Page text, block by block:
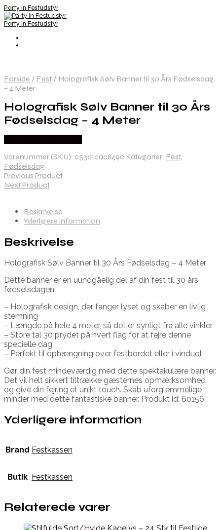
Party In Festudstyr
Party In Festudstyr
Forside / Fest / Holografisk Sølv Banner til 30 Års Fødselsdag
– 4 Meter
Holografisk Sølv Banner til 30 Års
Fødselsdag – 4 Meter
Varenummer (SKU): c53c1cac849c Kategorier: Fest,
Fødselsdag
Previous Product
Next Product
Beskrivelse
Yderligere information
Beskrivelse
Holografisk Sølv Banner til 30 Års Fødselsdag – 4 Meter
Dette banner er en uundgåelig del af din fest til 30 års
fødselsdagen
– Holografisk design, der fanger lyset og skaber en livlig
stemning
– Længde på hele 4 meter, så det er synligt fra alle vinkler
– Store tal 30 prydet på hvert flag for at fejre denne
specielle dag
– Perfekt til ophængning over festbordet eller i vinduet
Gør din fest mindeværdig med dette spektakulære banner.
Det vil helt sikkert tiltrække gæsternes opmærksomhed
og give din fejring et unikt touch. Skab uforglemmelige
minder med dette fantastiske banner. Produkt id: 60156
Yderligere information
Brand Festkassen
Butik Festkassen
Relaterede varer